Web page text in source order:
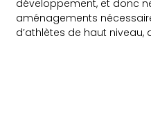
développement, et donc
aménagements
d’athlètes de haut niveau,